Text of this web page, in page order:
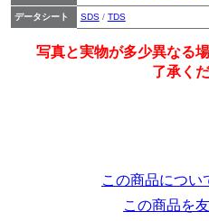
データシート SDS/ TDS
写真と実物が多少異なる
了承く
この商品につい
この商品を